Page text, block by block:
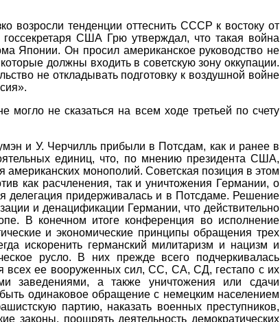
возросли тенденции оттеснить СССР к востоку от
США Грю утверждал, что такая война
Японии. Он просил американское руководство не
должны входить в советскую зону оккупации.
не откладывать подготовку к воздушной войне
не сказаться на всем ходе третьей по счету
и У. Черчилль прибыли в Потсдам, как и ранее в
единиц, что, по мнению президента США,
монополий. Советская позиция в этом
как расчленения, так и уничтожения Германии, о
делегация придерживалась и в Потсдаме. Решение
и денацификации Германии, что действительно
В конечном итоге конференция во исполнение
и экономические принципы обращения трех
искоренить германский милитаризм и нацизм и
русло. В них прежде всего подчеркивалась
всех ее вооруженных сил, СС, СА, СД, гестапо с их
заведениями, а также уничтожения или сдачи
одинаковое обращение с немецким населением
партию, наказать военных преступников,
законы, поощрять деятельность демократических